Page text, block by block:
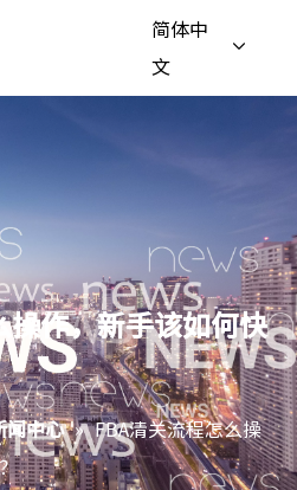
简体中
文
操作，新手该如何快
闻中心 » FBA清关流程怎么操